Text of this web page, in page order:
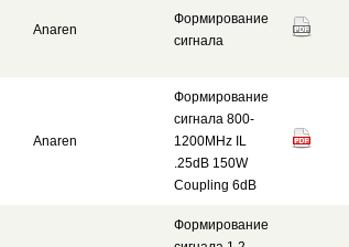
Anaren
Формирование
сигнала
Anaren
Формирование
сигнала 800-
1200MHz IL
.25dB 150W
Coupling 6dB
Формирование